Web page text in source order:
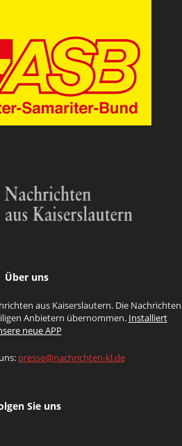
Über uns
aus Kaiserslautern. Die Nachrichten
Anbietern übernommen. Installiert
neue APP
presse@nachrichten-kl.de
Sie uns